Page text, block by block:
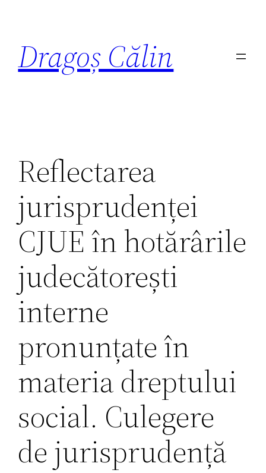
Dragoș Călin
Reflectarea
jurisprudenței
CJUE în hotărârile
judecătorești
interne
pronunțate în
materia dreptului
social. Culegere
de jurisprudență